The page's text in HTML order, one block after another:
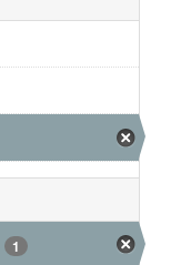
1